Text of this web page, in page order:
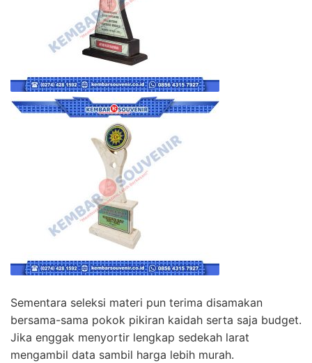
Sementara seleksi materi pun terima disamakan
bersama-sama pokok pikiran kaidah serta saja budget.
Jika enggak menyortir lengkap sedekah larat
mengambil data sambil harga lebih murah.